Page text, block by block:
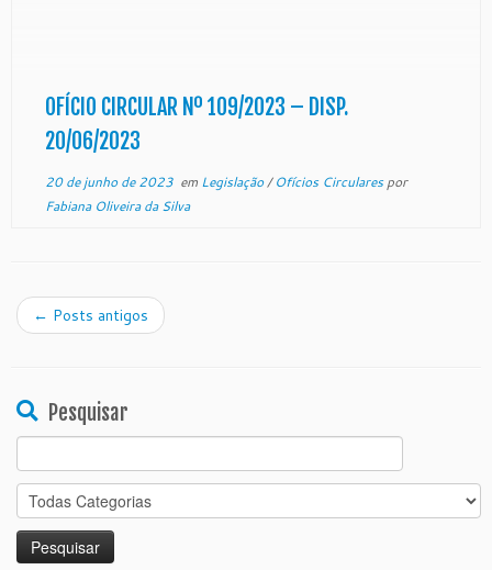
OFÍCIO CIRCULAR Nº 109/2023 – DISP.
20/06/2023
20 de junho de 2023em Legislação/Ofícios Circularespor
Fabiana Oliveira da Silva
← Posts antigos
Pesquisar
for: